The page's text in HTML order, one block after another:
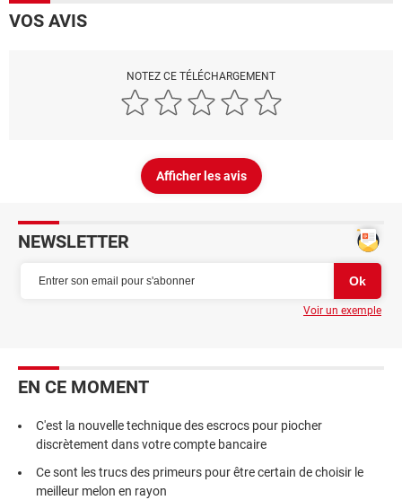
VOS AVIS
NOTEZ CE TÉLÉCHARGEMENT
Afficher les avis
NEWSLETTER
Voir un exemple
EN CE MOMENT
C'est la nouvelle technique des escrocs pour piocher
discrètement dans votre compte bancaire
Ce sont les trucs des primeurs pour être certain de choisir le
meilleur melon en rayon